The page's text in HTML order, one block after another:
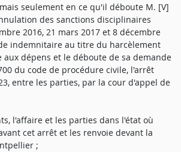
mais seulement en ce qu'il déboute M. [V]
des sanctions disciplinaires
2016, 21 mars 2017 et 8 décembre
indemnitaire au titre du harcèlement
aux dépens et le déboute de sa demande
du code de procédure civile, l'arrêt
entre les parties, par la cour d'appel de
l'affaire et les parties dans l'état où
cet arrêt et les renvoie devant la
;